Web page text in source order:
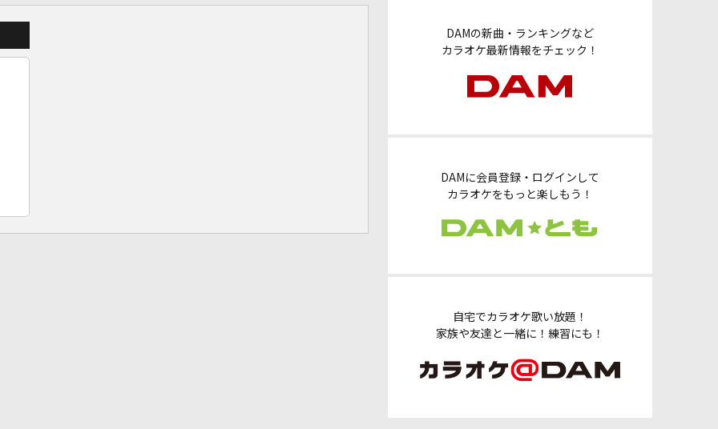
DAMの新曲・ランキングなど
カラオケ最新情報をチェック！
DAMに会員登録・ログインして
カラオケをもっと楽しもう！
自宅でカラオケ歌い放題！
家族や友達と一緒に！練習にも！